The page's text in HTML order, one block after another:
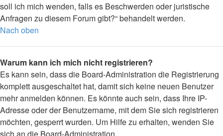
soll ich mich wenden, falls es Beschwerden oder juristische
Anfragen zu diesem Forum gibt?“ behandelt werden.
Nach oben
Warum kann ich mich nicht registrieren?
Es kann sein, dass die Board-Administration die Registrierung
komplett ausgeschaltet hat, damit sich keine neuen Benutzer
mehr anmelden können. Es könnte auch sein, dass Ihre IP-
Adresse oder der Benutzername, mit dem Sie sich registrieren
möchten, gesperrt wurden. Um Hilfe zu erhalten, wenden Sie